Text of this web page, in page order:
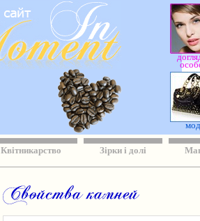
Квітникарство Зірки і долі